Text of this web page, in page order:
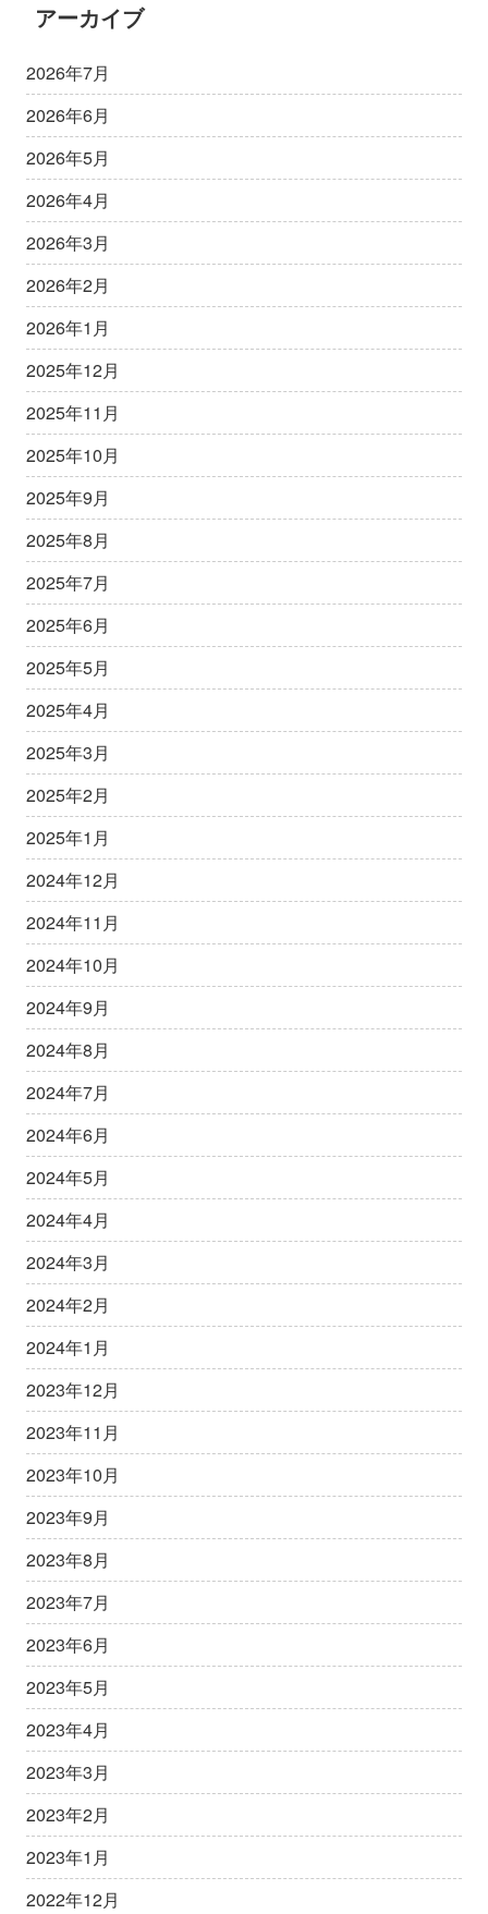
アーカイブ
2026年7月
2026年6月
2026年5月
2026年4月
2026年3月
2026年2月
2026年1月
2025年12月
2025年11月
2025年10月
2025年9月
2025年8月
2025年7月
2025年6月
2025年5月
2025年4月
2025年3月
2025年2月
2025年1月
2024年12月
2024年11月
2024年10月
2024年9月
2024年8月
2024年7月
2024年6月
2024年5月
2024年4月
2024年3月
2024年2月
2024年1月
2023年12月
2023年11月
2023年10月
2023年9月
2023年8月
2023年7月
2023年6月
2023年5月
2023年4月
2023年3月
2023年2月
2023年1月
2022年12月